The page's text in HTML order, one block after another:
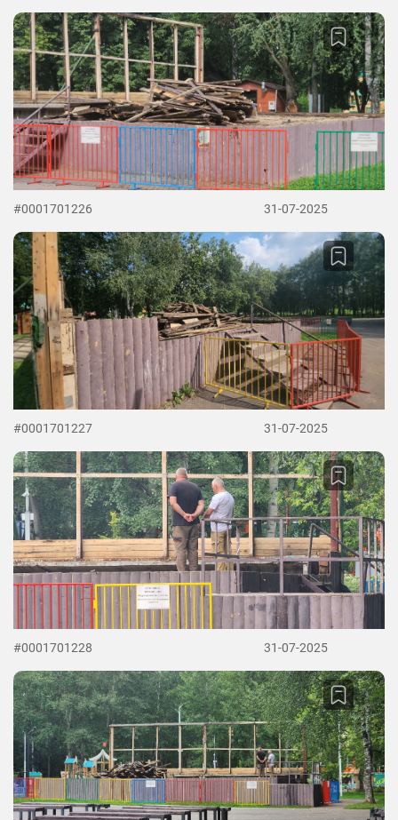
#0001701226 31-07-2025
#0001701227 31-07-2025
#0001701228 31-07-2025